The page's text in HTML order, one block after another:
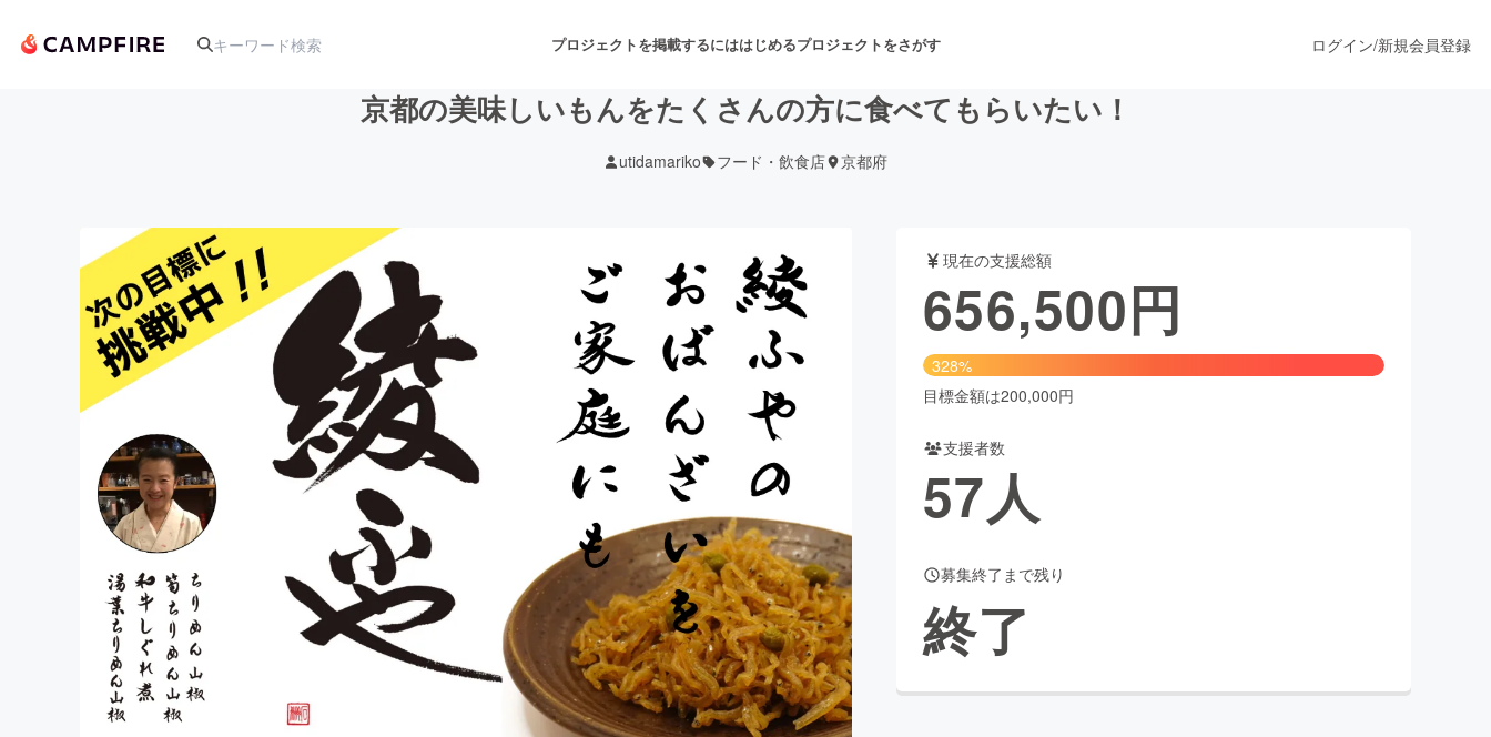
プロジェクトを掲載するにははじめるプロジェクトをさがす
アート・写真 舞台・パフォーマンス
テクノロジー・ガジェット ゲーム・サービス開発 ファッション
映像・映画 書籍・雑誌出版
ビジネス・起業 ビューティー・ヘルスケア
まちづくり・地域活性化
CAMPFIRE for Social GoodCAMPFIRE Creation
CAMPFIREふるさと納税machi-yaコミュニティ
ログイン/新規会員登録
京都の美味しいもんをたくさんの方に食べてもらいたい！
utidamariko フード・飲食店 京都府
現在の支援総額
656,500円
328%
目標金額は200,000円
支援者数
57人
募集終了まで残り
終了